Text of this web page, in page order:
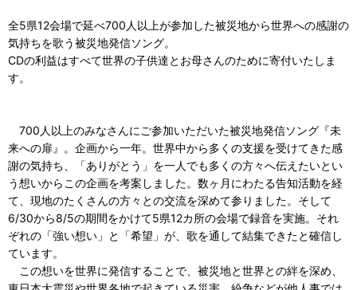
全5県12会場で延べ700人以上が参加した被災地から世界への感謝の
気持ちを歌う被災地発信ソング。
CDの利益はすべて世界の子供達とお母さんのために寄付いたしま
す。
700人以上のみなさんにご参加いただいた被災地発信ソング『未
来への扉』。企画から一年。世界中から多くの支援を受けてきた感
謝の気持ち、「ありがとう」を一人でも多くの方々へ伝えたいとい
う想いからこの企画を考案しました。数ヶ月にわたる告知活動を経
て、現地のたくさんの方々との交流を深めて参りました。そして
6/30から8/5の期間をかけて5県12カ所の会場で録音を実施。それ
ぞれの「強い想い」と「希望」が、歌を通して結集できたと確信し
ています。
この想いを世界に発信することで、被災地と世界との絆を深め、